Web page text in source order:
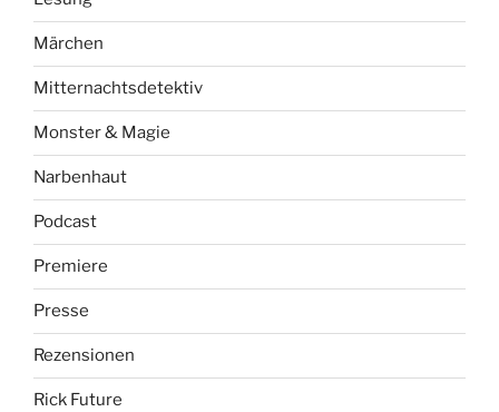
Märchen
Mitternachtsdetektiv
Monster & Magie
Narbenhaut
Podcast
Premiere
Presse
Rezensionen
Rick Future